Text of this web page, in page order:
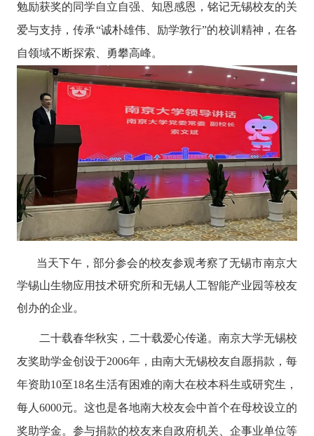
勉励获奖的同学自立自强、知恩感恩，铭记无锡校友的关
爱与支持，传承“诚朴雄伟、励学敦行”的校训精神，在各
自领域不断探索、勇攀高峰。
当天下午，部分参会的校友参观考察了无锡市南京大
学锡山生物应用技术研究所和无锡人工智能产业园等校友
创办的企业。
二十载春华秋实，二十载爱心传递。南京大学无锡校
友奖助学金创设于2006年，由南大无锡校友自愿捐款，每
年资助10至18名生活有困难的南大在校本科生或研究生，
每人 6000元。这也是各地南大校友会中首个在母校设立的
奖助学金。参与捐款的校友来自政府机关、企事业单位等